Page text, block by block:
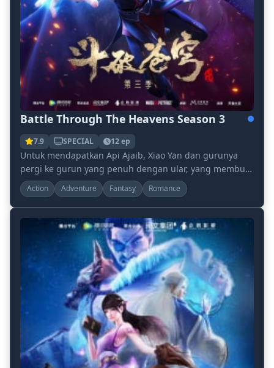
Battle Through The Heavens Season 3
7.9 SPECIAL 12 ep
Untuk mendapatkan Api Ajaib, Xiao Yan dan gurunya
pergi ke gurun yang penuh dengan ular, yang membuat
marah Tuan Suku Ular, Yue Mei. Ketika Xiao Yan b...
Action Adventure Fantasy Romance